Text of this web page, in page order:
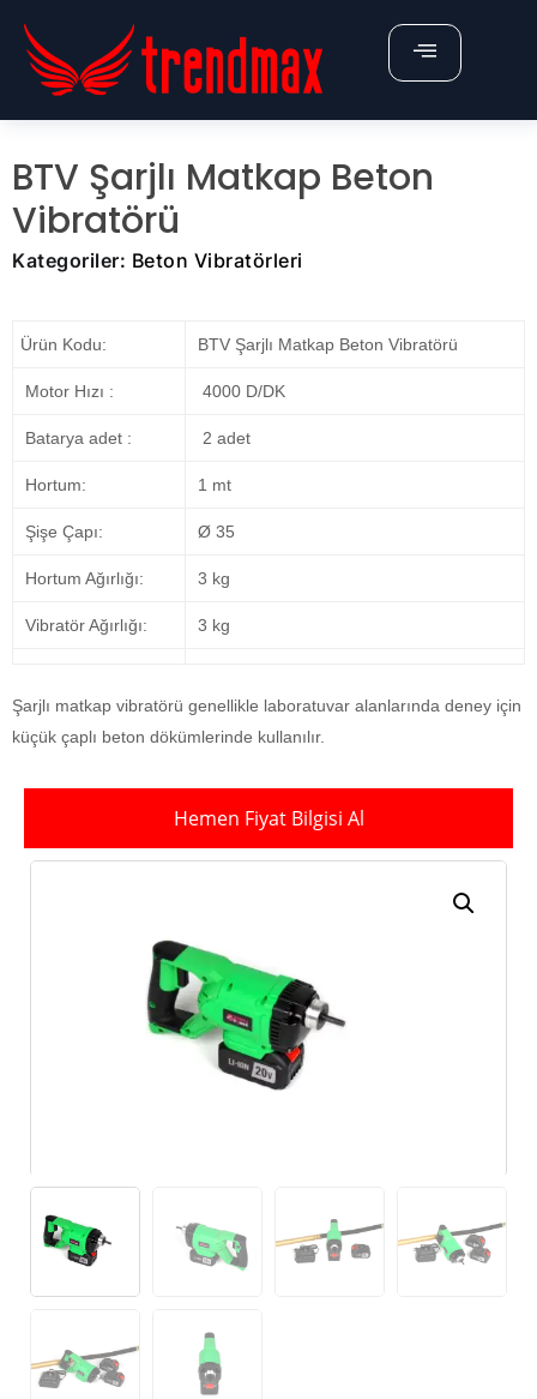
Anasayfa
Hakkımızda
İletişim
Fiyat Teklifi Al
BTV Şarjlı Matkap Beton
Vibratörü
Kategoriler: Beton Vibratörleri
Ürün Kodu: BTV Şarjlı Matkap Beton Vibratörü
Motor Hızı : 4000 D/DK
Batarya adet : 2 adet
Hortum: 1 mt
Şişe Çapı: Ø 35
Hortum Ağırlığı: 3 kg
Vibratör Ağırlığı: 3 kg
Şarjlı matkap vibratörü genellikle laboratuvar alanlarında deney için
küçük çaplı beton dökümlerinde kullanılır.
Hemen Fiyat Bilgisi Al